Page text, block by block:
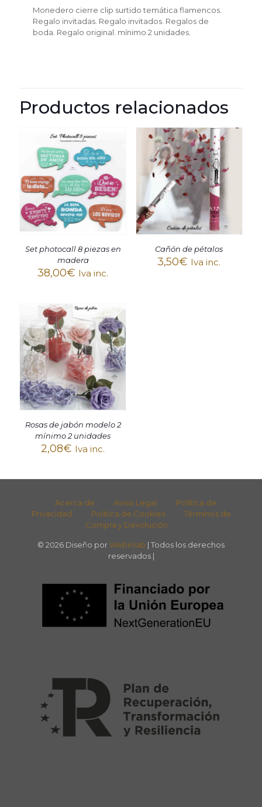
Monedero cierre clip surtido temática flamencos.
Regalo invitadas. Regalo invitados. Regalos de
boda. Regalo original. mínimo 2 unidades.
Productos relacionados
Set photocall 8 piezas en
madera
38,00€ Iva inc.
Cañón de pétalos
3,50€ Iva inc.
Rosas de jabón modelo 2
mínimo 2 unidades
2,08€ Iva inc.
Acerca de Aviso Legal
Política de
Privacidad
Política de Cookies
Términos de
Compra y Devolución
© 2026 Diseño por Webinlab | Todos los derechos
reservados |